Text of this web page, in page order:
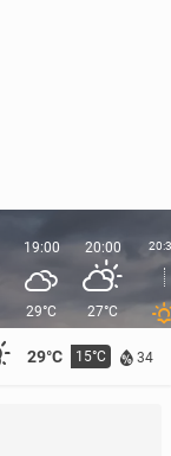
29°C 15°C 34
19:00
29°C
20:00
27°C